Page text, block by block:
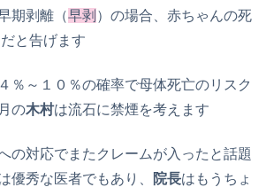
期剥離（早剥 ）の場合、赤ちゃんの死
と告げます
％～１０％の確率で母体死亡のリスク
の木村は流石に禁煙を考えます
の対応でまたクレームが入ったと話題
優秀な医者でもあり、 院長はもうちょ